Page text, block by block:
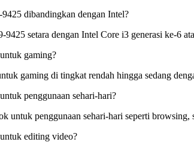
dibandingkan dengan Intel?
9425 setara dengan Intel Core i3 generasi ke-6
gaming?
gaming di tingkat rendah hingga sedang
penggunaan sehari-hari?
untuk penggunaan sehari-hari seperti
editing video?